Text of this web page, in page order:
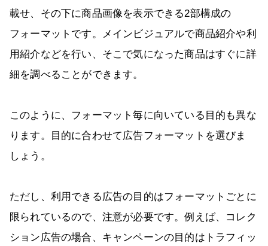
載せ、その下に商品画像を表示できる2部構成の
フォーマットです。メインビジュアルで商品紹介や利
用紹介などを行い、そこで気になった商品はすぐに詳
細を調べることができます。
このように、フォーマット毎に向いている目的も異な
ります。目的に合わせて広告フォーマットを選びま
しょう。
ただし、利用できる広告の目的はフォーマットごとに
限られているので、注意が必要です。例えば、コレク
ション広告の場合、キャンペーンの目的はトラフィッ